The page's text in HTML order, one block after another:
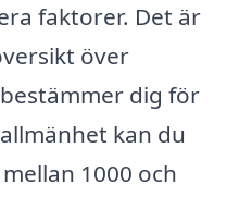
faktorer. Det är
över
dig för
kan du
1000 och